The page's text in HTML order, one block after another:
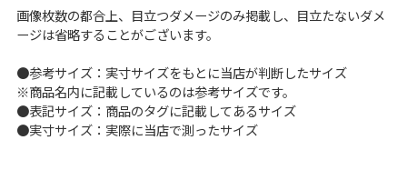
W30以下 W31,W32
W37以上
画像枚数の都合上、目立つダメージのみ掲載し、目立たないダメ
ージは省略することがございます。
●参考サイズ：実寸サイズをもとに当店が判断したサイズ
※商品名内に記載しているのは参考サイズです。
●表記サイズ：商品のタグに記載してあるサイズ
●実寸サイズ：実際に当店で測ったサイズ